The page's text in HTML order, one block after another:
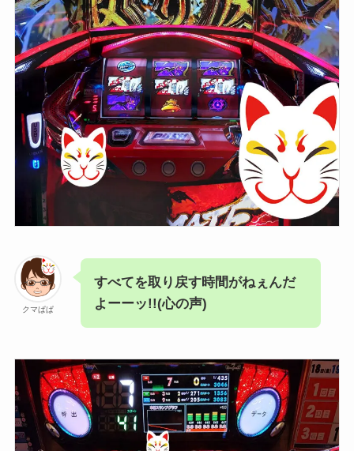
クマぱぱ
すべてを取り戻す時間がねぇんだ
よーーッ!!(心の声)